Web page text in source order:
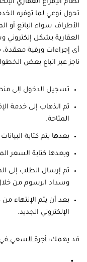
نظام الإفراغ العقاري
تحول نوعي لما توفره
الأطراف سواء البائع أو
العقارية بشكل
أى إجراءات ورقية
ناجز عبر اتباع بعض
تسجيل الدخول إلى
ثم الذهاب إلى خدمة
المتاحة.
بعدها يتم كتابة
وبعدها كتابة السعر
ثم إرسال الطلب إلى
وسداد الرسوم من
بعد أن يتم الإنتهاء
الإلكتروني الجديد.
قد يهمك: أجرة السعي